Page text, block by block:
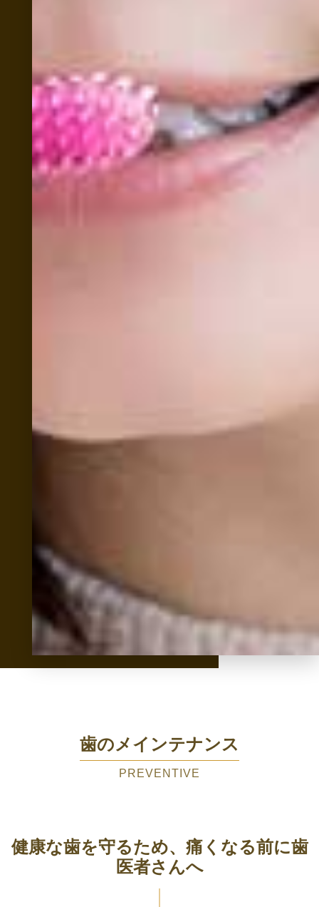
歯のメインテナンス
PREVENTIVE
健康な歯を守るため、痛くなる前に歯
医者さんへ